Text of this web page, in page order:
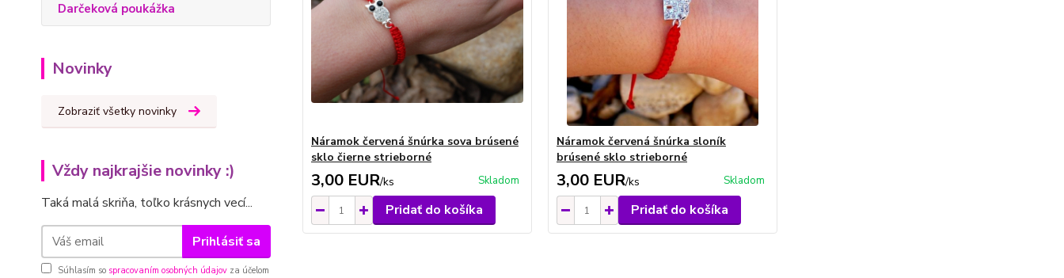
Darčeková poukážka
Novinky
Zobraziť všetky novinky
Vždy najkrajšie novinky :)
Taká malá skriňa, toľko krásnych vecí...
Prihlásiť sa
Súhlasím so spracovaním osobných údajov za účelom
Náramok červená šnúrka sova brúsené
sklo čierne strieborné
3,00 EUR/ks Skladom
Pridať do košíka
Náramok červená šnúrka sloník
brúsené sklo strieborné
3,00 EUR/ks Skladom
Pridať do košíka